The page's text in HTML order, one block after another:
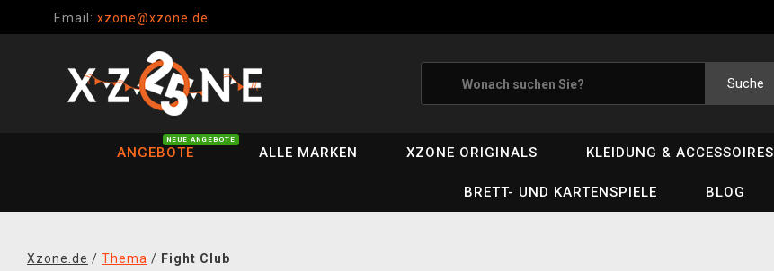
Email: xzone@xzone.de
Suche
ANGEBOTE
NEUE ANGEBOTE
ALLE MARKEN XZONE ORIGINALS KLEIDUNG & ACCESSOIRES
BRETT- UND KARTENSPIELE BLOG
Xzone.de / Thema / Fight Club